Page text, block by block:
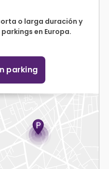
o larga duración y
en Europa.
parking